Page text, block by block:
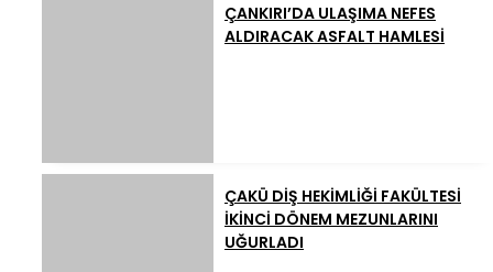
ÇANKIRI’DA ULAŞIMA NEFES
ALDIRACAK ASFALT HAMLESİ
ÇAKÜ DİŞ HEKİMLİĞİ FAKÜLTESİ
İKİNCİ DÖNEM MEZUNLARINI
UĞURLADI